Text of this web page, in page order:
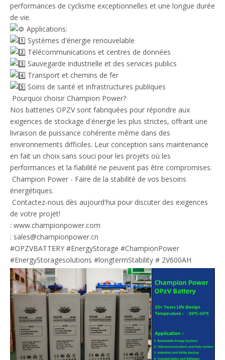
performances de cyclisme exceptionnelles et une longue durée
de vie.
Applications:
Systèmes d'énergie renouvelable
Télécommunications et centres de données
Sauvegarde industrielle et des services publics
Transport et chemins de fer
Soins de santé et infrastructures publiques
Pourquoi choisir Champion Power?
Nos batteries OPZV sont fabriquées pour répondre aux
exigences de stockage d'énergie les plus strictes, offrant une
livraison de puissance cohérente même dans des
environnements difficiles. Leur conception sans maintenance
en fait un choix sans souci pour les projets où les
performances et la fiabilité ne peuvent pas être compromises.
Champion Power - Faire de la stabilité de vos besoins
énergétiques.
Contactez-nous dès aujourd'hui pour discuter des exigences
de votre projet!
: www.championpower.com
: sales@championpower.cn
#OPZVBATTERY #EnergyStorage #ChampionPower
#EnergyStoragesolutions #longtermStability # 2V600AH